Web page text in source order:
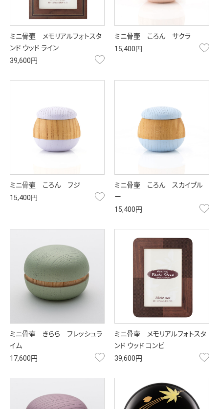
ミニ骨壷 メモリアルフォトスタ
ンド ウッド ライン
39,600円
ミニ骨壷 ころん サクラ
15,400円
ミニ骨壷 ころん フジ
15,400円
お気に入り
ミニ骨壷 ころん スカイブル
ー
15,400円
ミニ骨壷 きらら フレッシュラ
イム
17,600円
お気に入り
ミニ骨壷 メモリアルフォトスタ
ンド ウッド コンビ
39,600円